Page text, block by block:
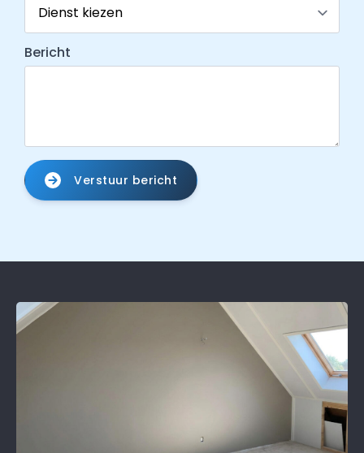
Bericht
Verstuur bericht